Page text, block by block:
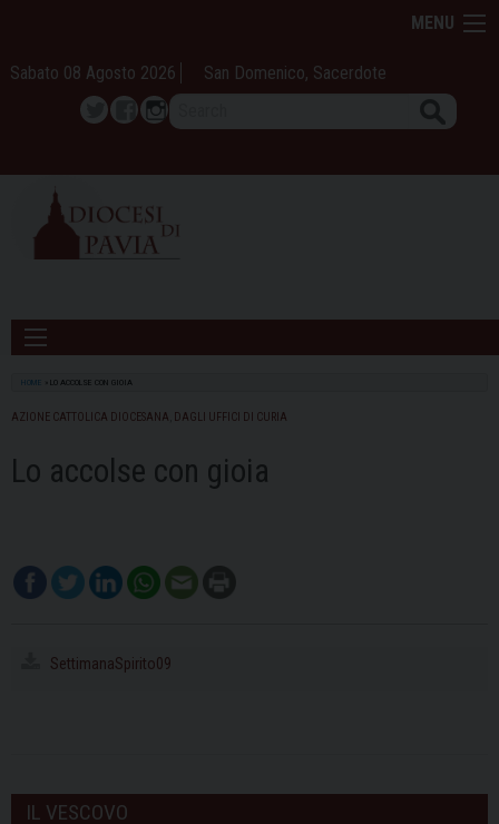
content
MENU
Sabato 08 Agosto 2026 San Domenico, Sacerdote
TwitterFacebook
Instagram
HOME LO ACCOLSE CON GIOIA
AZIONE CATTOLICA DIOCESANA DAGLI UFFICI DI CURIA
Lo accolse con gioia
SettimanaSpirito09
IL VESCOVO